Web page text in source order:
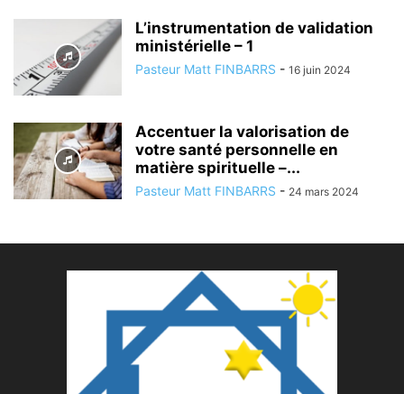
L’instrumentation de validation
ministérielle – 1
Pasteur Matt FINBARRS - 16 juin 2024
Accentuer la valorisation de
votre santé personnelle en
matière spirituelle –...
Pasteur Matt FINBARRS - 24 mars 2024